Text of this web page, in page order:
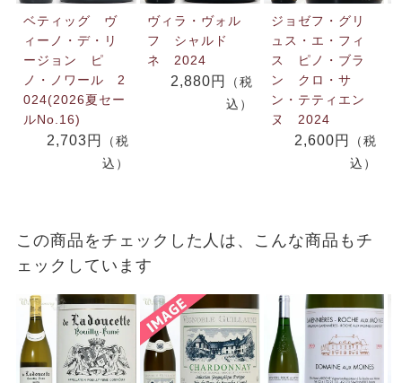
ベティッグ ヴ
ィーノ・デ・リ
ージョン ピ
ノ・ノワール 2
024(2026夏セー
ルNo.16)
2,703円
（税
込）
ヴィラ・ヴォル
フ シャルド
ネ 2024
2,880円
（税
込）
ジョゼフ・グリ
ュス・エ・フィ
ス ピノ・ブラ
ン クロ・サ
ン・テティエン
ヌ 2024
2,600円
（税
込）
この商品をチェックした人は、こんな商品もチ
ェックしています